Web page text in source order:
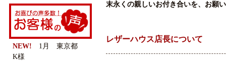
NEW! 1月 東京都
K様
末永くの親しいお付き合いを、お願
レザーハウス店長について